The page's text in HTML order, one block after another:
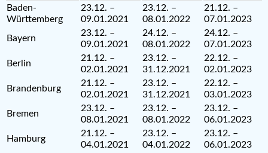
Baden-
Württemberg
23.12. –
09.01.2021
23.12. –
08.01.2022
21.12. –
07.01.2023
Bayern
23.12. –
09.01.2021
24.12. –
08.01.2022
24.12. –
07.01.2023
Berlin
21.12. –
02.01.2021
23.12. –
31.12.2021
22.12. –
02.01.2023
Brandenburg
21.12. –
02.01.2021
23.12. –
31.12.2021
22.12. –
03.01.2023
Bremen
23.12. –
08.01.2021
23.12. –
08.01.2022
23.12. –
06.01.2023
Hamburg
21.12. –
04.01.2021
23.12. –
04.01.2022
23.12. –
06.01.2023